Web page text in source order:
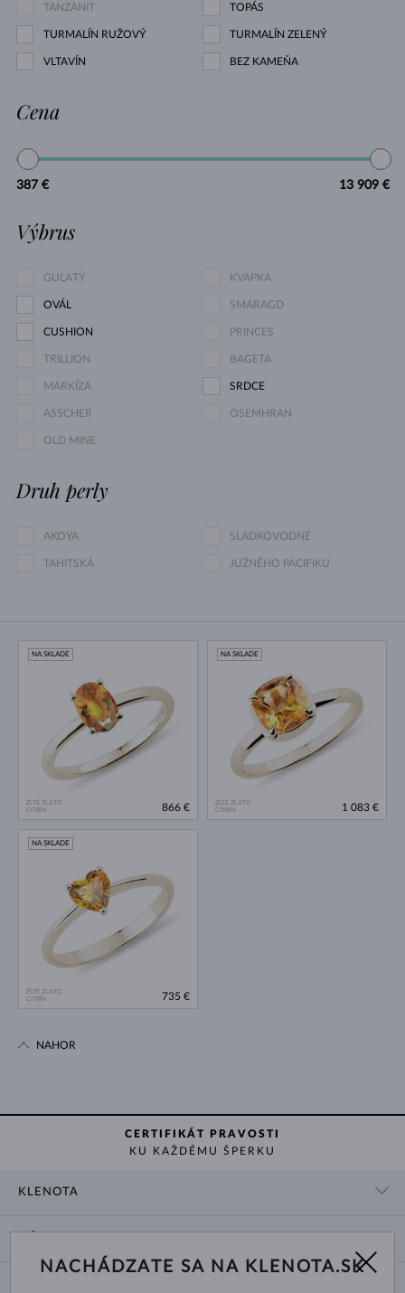
TANZANIT TOPÁS
TURMALÍN RUŽOVÝ TURMALÍN ZELENÝ
VLTAVÍN BEZ KAMEŇA
Cena
387 € 13 909 €
Výbrus
GUĽATÝ KVAPKA
OVÁL SMARAGD
CUSHION PRINCES
TRILLION BAGETA
MARKÍZA SRDCE
ASSCHER OSEMHRAN
OLD MINE
Druh perly
AKOYA SLADKOVODNÉ
TAHITSKÁ JUŽNÉHO PACIFIKU
ŽLTÉ ZLATO
CITRÍN
NA SKLADE
866 €
ŽLTÉ ZLATO
CITRÍN
NA SKLADE
1 083 €
ŽLTÉ ZLATO
CITRÍN
NA SKLADE
735 €
NAHOR
CERTIFIKÁT PRAVOSTI
KU KAŽDÉMU ŠPERKU
KLENOTA
O NÁS
DODANIE A PLATBA ZA TOVAR
NACHÁDZATE SA NA KLENOTA.SK